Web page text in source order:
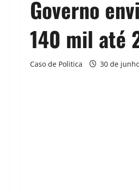
Governo
140 mil até
Caso de Politica 30 de